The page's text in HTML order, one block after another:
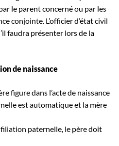
le parent concerné ou par les
conjointe. L’officier d’état civil
faudra présenter lors de la
de naissance
figure dans l’acte de naissance
est automatique et la mère
paternelle, le père doit